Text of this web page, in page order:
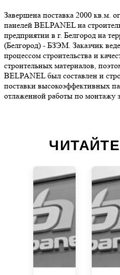
Завершена поставка 2000 кв.м.
панелей BELPANEL на
предприятии в г. Белгород на
(Белгород) - БЗЭМ. Заказчик
процессом строительства и
строительных материалов,
BELPANEL был составлен и
поставки высокоэффективных
отлаженной работы по монтажу